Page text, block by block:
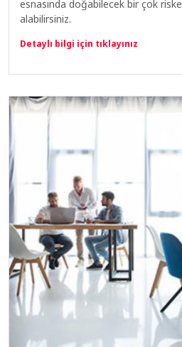
esnasında doğabilecek bir çok
alabilirsiniz.
Detaylı bilgi için tıklayınız